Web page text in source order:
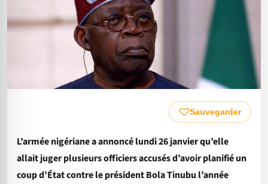
Sauvegarder
L’armée nigériane a annoncé lundi 26 janvier qu’elle
allait juger plusieurs officiers accusés d’avoir planifié un
coup d’État contre le président Bola Tinubu l’année